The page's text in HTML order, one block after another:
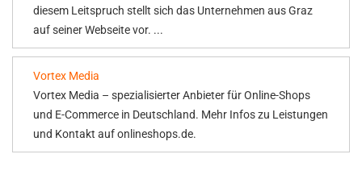
diesem Leitspruch stellt sich das Unternehmen aus Graz
auf seiner Webseite vor. ...
Vortex Media
Vortex Media – spezialisierter Anbieter für Online-Shops
und E-Commerce in Deutschland. Mehr Infos zu Leistungen
und Kontakt auf onlineshops.de.